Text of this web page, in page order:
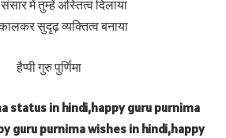
में तुम्हें अस्तित्व दिलाया
सुदृढ़ व्यक्तित्व बनाया
हैप्पी गुरु पुर्णिमा
status in hindi,happy guru purnima
guru purnima wishes in hindi,happy